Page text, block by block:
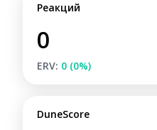
Реакций
0
ERV: 0 (0%)
DuneScore